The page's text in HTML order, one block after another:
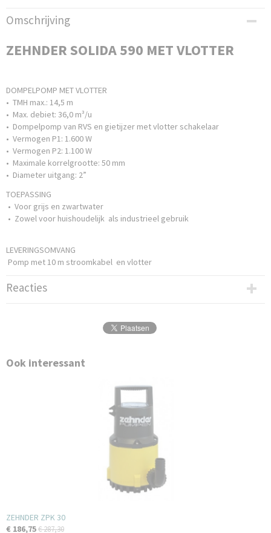
Productcode leverancier
24155
19,50 Kg
Omschrijving
ZEHNDER SOLIDA 590 MET VLOTTER
DOMPELPOMP MET VLOTTER
• TMH max.: 14,5 m
• Max. debiet: 36,0 m³/u
• Dompelpomp van RVS en gietijzer met vlotter schakelaar
• Vermogen P1: 1.600 W
• Vermogen P2: 1.100 W
• Maximale korrelgrootte: 50 mm
• Diameter uitgang: 2”
TOEPASSING
• Voor grijs en zwartwater
• Zowel voor huishoudelijk als industrieel gebruik
LEVERINGSOMVANG
Pomp met 10 m stroomkabel en vlotter
Reacties
Ook interessant
ZEHNDER ZPK 30
€ 186,75€ 287,30